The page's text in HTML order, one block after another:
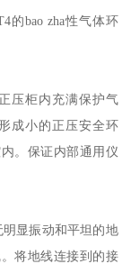
的bao zha性气体环
压柜内充满保护气
成小的正压安全环
。保证内部通用仪
显振动和平坦的地
将地线连接到的接